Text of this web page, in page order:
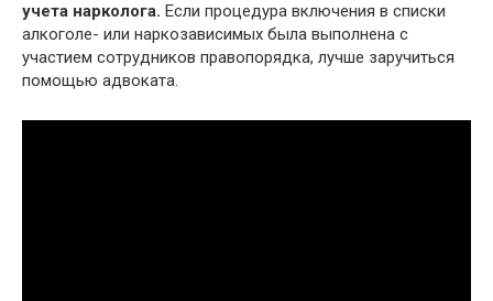
учета нарколога. Если процедура включения в списки
алкоголе- или наркозависимых была выполнена с
участием сотрудников правопорядка, лучше заручиться
помощью адвоката.